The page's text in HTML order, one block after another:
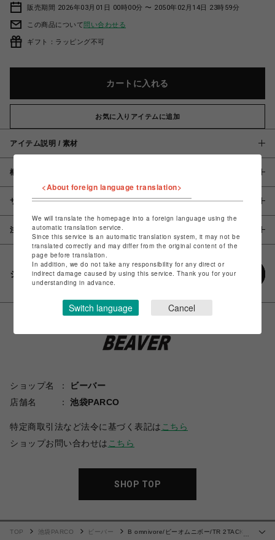
販売期間 2026年03月01日 00時00分 〜 2050年02月14日 23時59分
この商品について問い合わせる
ギフト：ラッピング不可
カートに入れる
お気に入りアイテムに追加
アイテム説明 / 素材
概要
サイズ
注意事項
シェアする
ショップ名
ビーバー
店舗名
池袋PARCO
特定商取引法など法令に基づく表記は こちら
ショップお問い合わせは こちら
SHOP TOP
TOP 池袋PARCO ビーバー
B omnivore/ビーオムニボー/TR 2TACK
<About foreign language translation>
We will translate the homepage into a foreign language using the
automatic translation service.
Since this service is an automatic translation system, it may not be
translated correctly and may differ from the original content of the
page before translation.
In addition, we do not take any responsibility for any direct or
indirect damage caused by using this service. Thank you for your
understanding in advance.
Switch language Cancel